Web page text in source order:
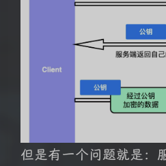
但是有一个问题就是：